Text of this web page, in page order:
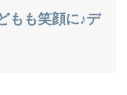
もも笑顔に♪デ